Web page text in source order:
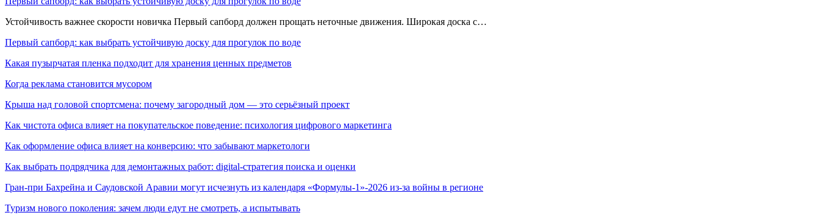
Устойчивость важнее скорости новичка Первый сапборд должен прощать неточные движения. Широкая доска с…
Первый сапборд: как выбрать устойчивую доску для прогулок по воде
Какая пузырчатая пленка подходит для хранения ценных предметов
Когда реклама становится мусором
Крыша над головой спортсмена: почему загородный дом — это серьёзный проект
Как чистота офиса влияет на покупательское поведение: психология цифрового маркетинга
Как оформление офиса влияет на конверсию: что забывают маркетологи
Как выбрать подрядчика для демонтажных работ: digital-стратегия поиска и оценки
Гран-при Бахрейна и Саудовской Аравии могут исчезнуть из календаря «Формулы-1»-2026 из-за войны в регионе
Туризм нового поколения: зачем люди едут не смотреть, а испытывать